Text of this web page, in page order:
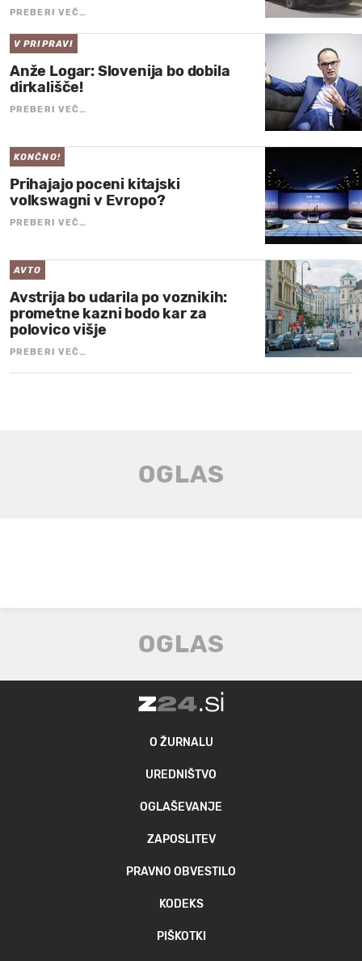
PREBERI VEČ…
V PRIPRAVI
Anže Logar: Slovenija bo dobila
dirkališče!
PREBERI VEČ…
KONČNO!
Prihajajo poceni kitajski
volkswagni v Evropo?
PREBERI VEČ…
AVTO
Avstrija bo udarila po voznikih:
prometne kazni bodo kar za
polovico višje
PREBERI VEČ…
O ŽURNALU
UREDNIŠTVO
OGLAŠEVANJE
ZAPOSLITEV
PRAVNO OBVESTILO
KODEKS
PIŠKOTKI